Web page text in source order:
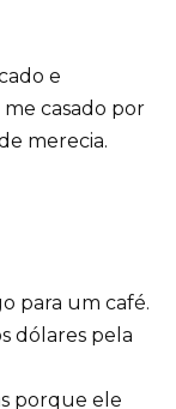
e
casado por
merecia.
para um café.
dólares pela
porque ele